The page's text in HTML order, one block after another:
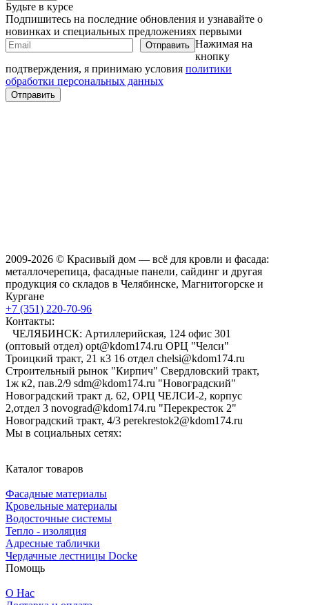
Будьте в курсе
Подпишитесь на последние обновления и узнавайте о
новинках и специальных предложениях первыми
Нажимая на
кнопку
подтверждения, я принимаю условия политики
обработки персональных данных
2009-2026 © Красивый дом — всё для кровли и фасада:
металлочерепица, фасадные панели, сайдинг и другая
продукция со складов в Челябинске, Магнитогорске и
Кургане
+7 (351) 220-70-96
Контакты:
ЧЕЛЯБИНСК: Артиллерийская, 124 офис 301
(оптовый отдел) opt@kdom174.ru ОРЦ "Челси"
Троицкий тракт, 21 к3 16 отдел chelsi@kdom174.ru
Строительный рынок "Кирпич" Свердловский тракт,
1ж к2, пав.2/9 sdm@kdom174.ru "Новоградский"
Новоградский тракт д. 62, ОРЦ ЧЕЛСИ-2, корпус
2,отдел 3 novograd@kdom174.ru "Перекресток 2"
Новоградский тракт, 4/3 perekrestok2@kdom174.ru
Мы в социальных сетях:
Каталог товаров
Фасадные материалы
Кровельные материалы
Водосточные системы
Тепло - изоляция
Адресные таблички
Чердачные лестницы Docke
Помощь
О Нас